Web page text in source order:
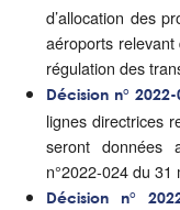
d’allocation des
aéroports
régulation des
Décision n°
lignes directrices
seront données
n°2022-024 du 31
Décision n°